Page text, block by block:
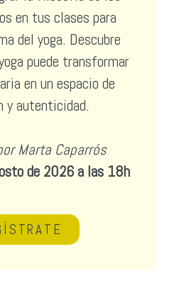
en tus clases para
del yoga. Descubre
puede transformar
en un espacio de
y autenticidad.
Marta Caparrós
de 2026 a las 18h